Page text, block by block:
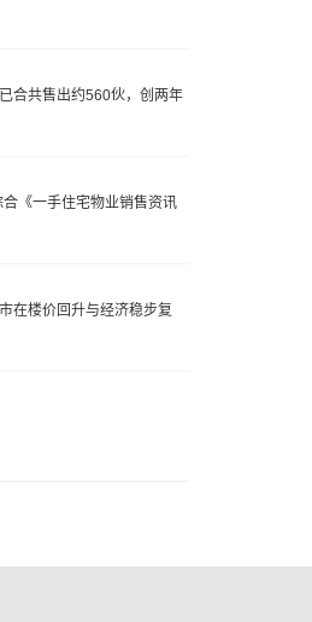
合共售出约560伙，创两年
《一手住宅物业销售资讯
在楼价回升与经济稳步复